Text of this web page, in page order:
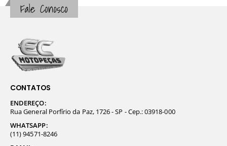
Fale Conosco
CONTATOS
ENDEREÇO:
Rua General Porfírio da Paz, 1726 - SP - Cep.: 03918-000
WHATSAPP:
(11) 94571-8246